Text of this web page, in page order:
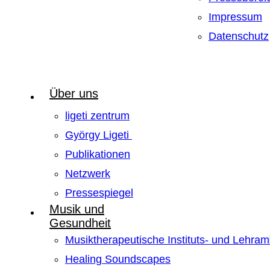
Impressum
Datenschutz
Über uns
ligeti zentrum
György Ligeti
Publikationen
Netzwerk
Pressespiegel
Musik und
Gesundheit
Musiktherapeutische Instituts- und
Healing Soundscapes